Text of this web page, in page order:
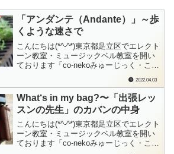
「アンダンテ（Andante）」～歩
くような速さで
こんにちは(*^-^*)東京都足立区でエレクト
ーン教室・ミュージックベル教室を開い
ております「co-nekoみゅーじっく・こね
す。「音楽記号・表記」をお題に、ブロ
グを書いてみています。今日のお題は…
「アンダンテ」です。歩くのはお好きで
すか？歩くの好きなんです、私。何...
2022.04.03
What‘s in my bag?〜「出張レッ
スンの先生」のカバンの中身
こんにちは(*^-^*)東京都足立区でエレクト
ーン教室・ミュージックベル教室を開い
ております「co-nekoみゅーじっく・こね